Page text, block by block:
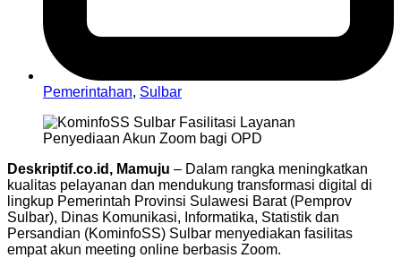
Pemerintahan, Sulbar
Deskriptif.co.id, Mamuju – Dalam rangka meningkatkan
kualitas pelayanan dan mendukung transformasi digital di
lingkup Pemerintah Provinsi Sulawesi Barat (Pemprov
Sulbar), Dinas Komunikasi, Informatika, Statistik dan
Persandian (KominfoSS) Sulbar menyediakan fasilitas
empat akun meeting online berbasis Zoom.